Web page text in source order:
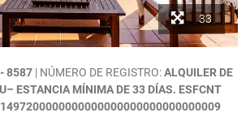
33
PAREADA CON JARDÍN A POCOS PASOS DEL
MALLORCA
8587| NÚMERO DE REGISTRO:ALQUILER DE
ESTANCIA MÍNIMA DE 33 DÍAS. ESFCNT